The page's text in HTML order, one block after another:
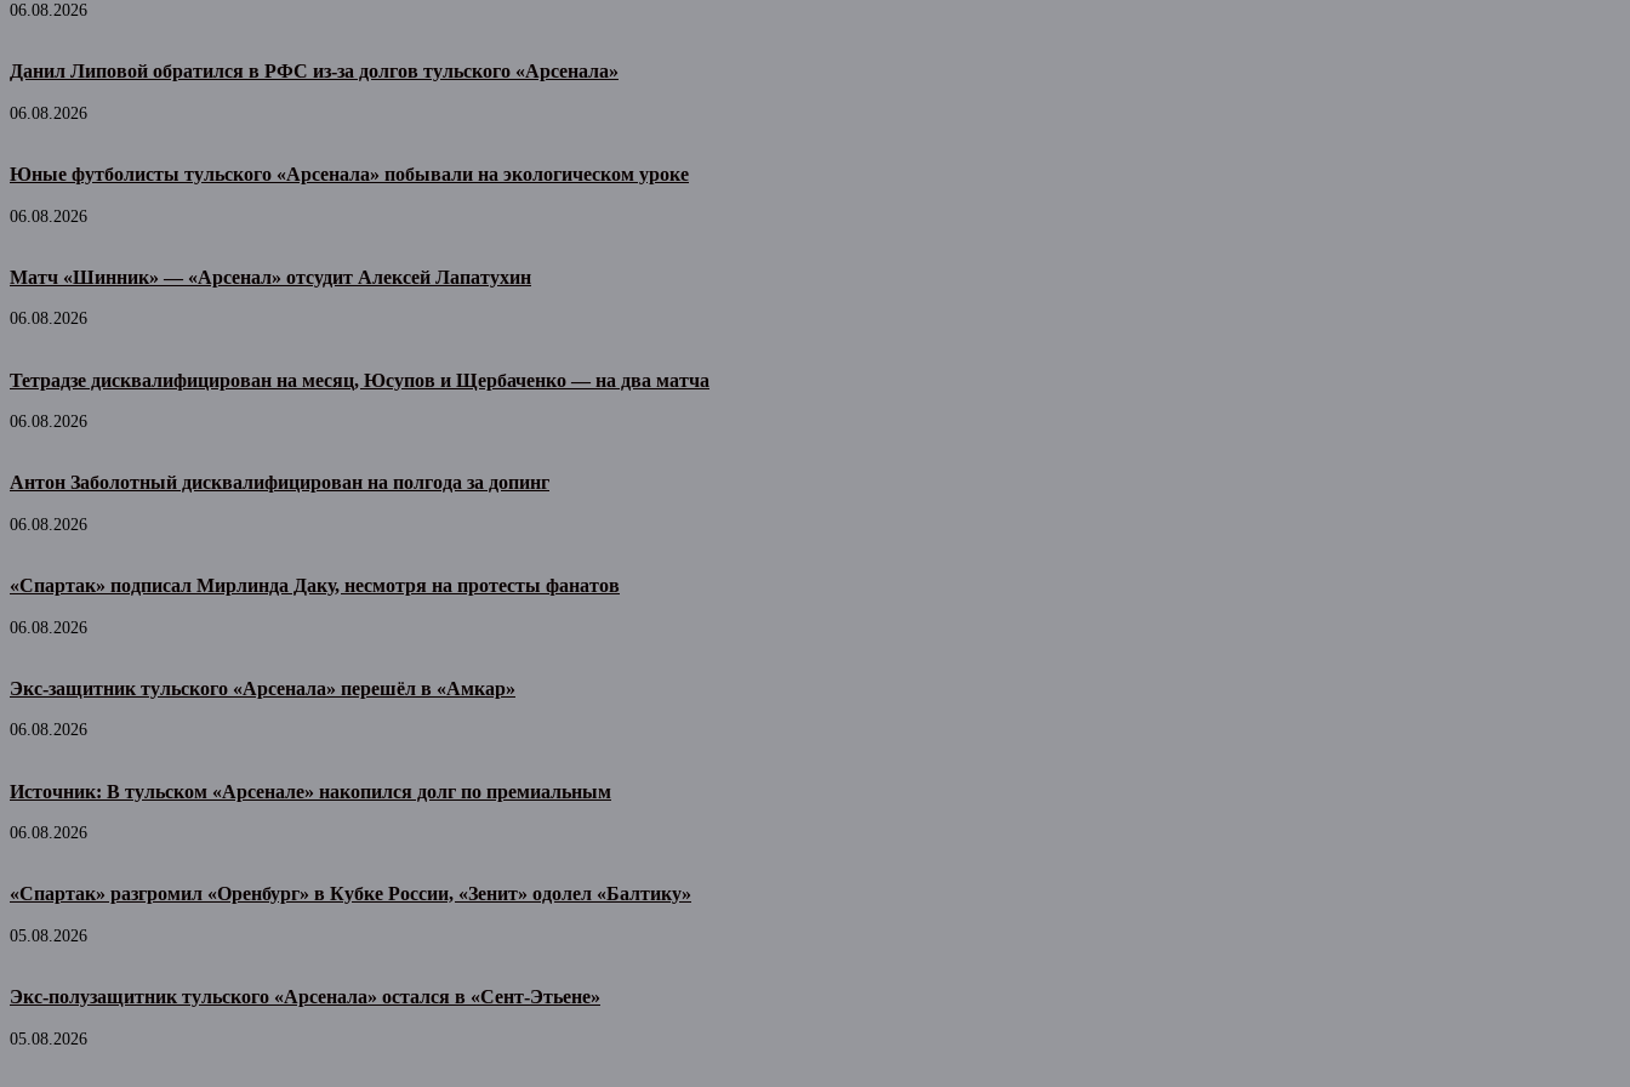
06.08.2026
Данил Липовой обратился в РФС из-за долгов тульского «Арсенала»
06.08.2026
Юные футболисты тульского «Арсенала» побывали на экологическом уроке
06.08.2026
Матч «Шинник» — «Арсенал» отсудит Алексей Лапатухин
06.08.2026
Тетрадзе дисквалифицирован на месяц, Юсупов и Щербаченко — на два матча
06.08.2026
Антон Заболотный дисквалифицирован на полгода за допинг
06.08.2026
«Спартак» подписал Мирлинда Даку, несмотря на протесты фанатов
06.08.2026
Экс-защитник тульского «Арсенала» перешёл в «Амкар»
06.08.2026
Источник: В тульском «Арсенале» накопился долг по премиальным
06.08.2026
«Спартак» разгромил «Оренбург» в Кубке России, «Зенит» одолел «Балтику»
05.08.2026
Экс-полузащитник тульского «Арсенала» остался в «Сент-Этьене»
05.08.2026